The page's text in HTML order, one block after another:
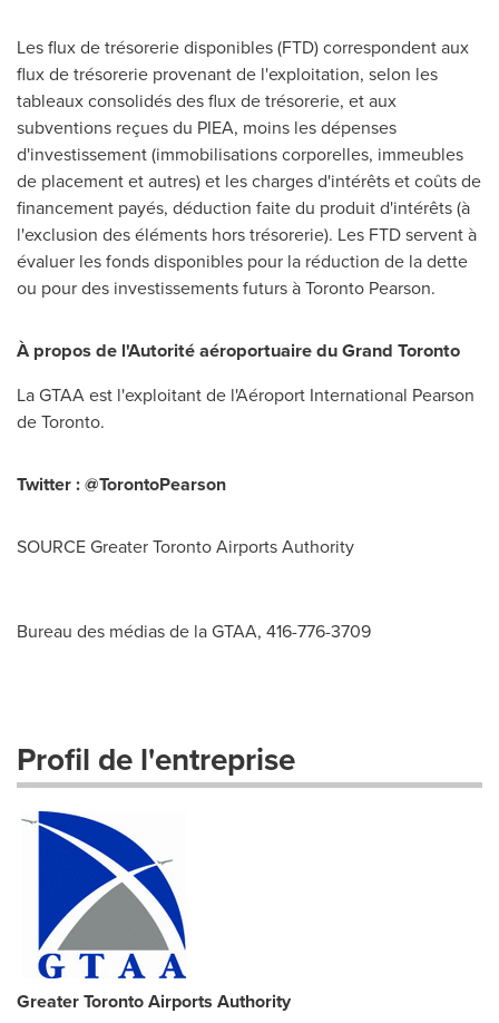
Les flux de trésorerie disponibles (FTD) correspondent aux
flux de trésorerie provenant de l'exploitation, selon les
tableaux consolidés des flux de trésorerie, et aux
subventions reçues du PIEA, moins les dépenses
d'investissement (immobilisations corporelles, immeubles
de placement et autres) et les charges d'intérêts et coûts de
financement payés, déduction faite du produit d'intérêts (à
l'exclusion des éléments hors trésorerie). Les FTD servent à
évaluer les fonds disponibles pour la réduction de la dette
ou pour des investissements futurs à Toronto Pearson.
À propos de l'Autorité aéroportuaire du Grand Toronto
La GTAA est l'exploitant de l'Aéroport International Pearson
deToronto.
Twitter : @TorontoPearson
SOURCE Greater Toronto Airports Authority
Bureau des médias de la GTAA, 416-776-3709
Profil de l'entreprise
Greater Toronto Airports Authority